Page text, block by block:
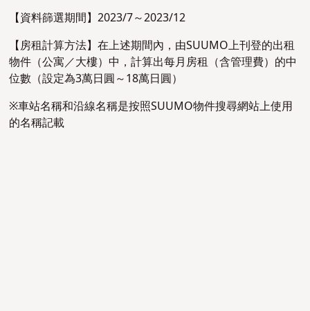
【資料篩選期間】2023/7～2023/12
【房租計算⽅法】在上述期間內，由SUUMO上刊登的出租
物件（公寓／大樓）中，計算出每月房租（含管理費）的中
位數（設定為3萬日圓～18萬日圓）
※車站名稱和沿線名稱是按照SUUMO物件搜尋網站上使用
的名稱記載